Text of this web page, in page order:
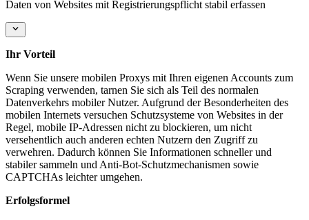
Daten von Websites mit Registrierungspflicht stabil erfassen
Ihr Vorteil
Wenn Sie unsere mobilen Proxys mit Ihren eigenen Accounts zum
Scraping verwenden, tarnen Sie sich als Teil des normalen
Datenverkehrs mobiler Nutzer. Aufgrund der Besonderheiten des
mobilen Internets versuchen Schutzsysteme von Websites in der
Regel, mobile IP-Adressen nicht zu blockieren, um nicht
versehentlich auch anderen echten Nutzern den Zugriff zu
verwehren. Dadurch können Sie Informationen schneller und
stabiler sammeln und Anti-Bot-Schutzmechanismen sowie
CAPTCHAs leichter umgehen.
Erfolgsformel